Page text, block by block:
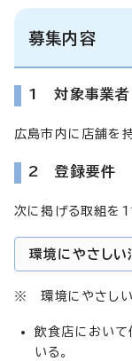
募集内容
1 対象事業者
広島市内に店舗を
2 登録要件
次に掲げる取組を1
環境にやさしい
※ 環境にやさしい
飲食店において
いる。